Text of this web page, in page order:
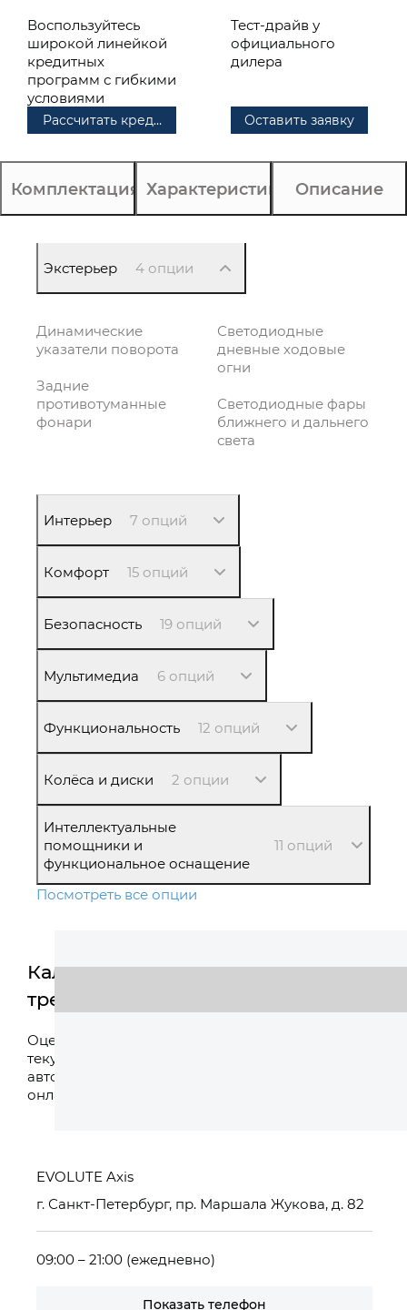
Воспользуйтесь
широкой линейкой
кредитных
программ с гибкими
условиями
Рассчитать кредит
Тест-драйв у
официального
дилера
Оставить заявку
Комплектация Характеристики Описание
Экстерьер 4 опции
Динамические
указатели поворота
Задние
противотуманные
фонари
Светодиодные
дневные ходовые
огни
Светодиодные фары
ближнего и дальнего
света
Интерьер 7 опций
Комфорт 15 опций
Безопасность 19 опций
Мультимедиа 6 опций
Функциональность 12 опций
Колёса и диски 2 опции
Интеллектуальные
помощники и
функциональное оснащение
11 опций
Посмотреть все опции
Калькулятор
трейд-ин
Оцените свой
текущий
автомобиль
онлайн
EVOLUTE Axis
г. Санкт-Петербург, пр. Маршала Жукова, д. 82
09:00 – 21:00 (ежедневно)
Показать телефон